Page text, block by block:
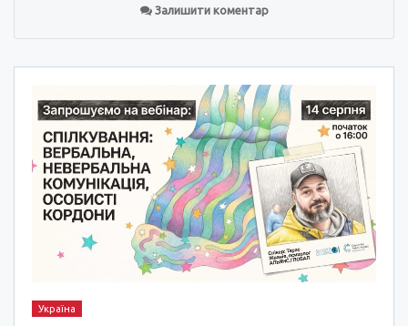
Залишити коментар
Україна